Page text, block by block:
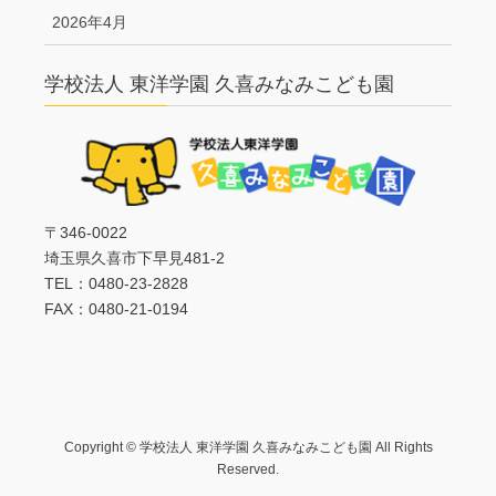
2026年4月
学校法人 東洋学園 久喜みなみこども園
〒346-0022
埼玉県久喜市下早見481-2
TEL：0480-23-2828
FAX：0480-21-0194
Copyright © 学校法人 東洋学園 久喜みなみこども園 All Rights
Reserved.